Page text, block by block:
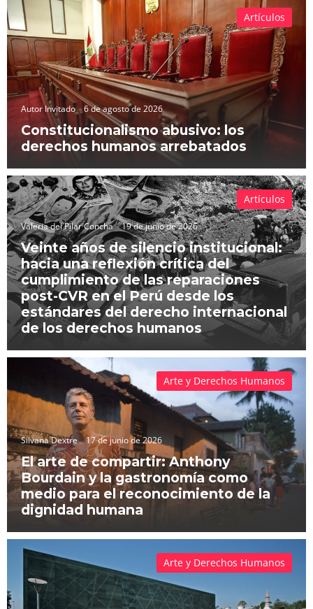
Autor Invitado 6 de agosto de 2026
Constitucionalismo abusivo: los
derechos humanos arrebatados
Artículos
Valeria del Pilar Concha 19 de junio de 2026
Veinte años de silencio institucional:
hacia una reflexión crítica del
cumplimiento de las reparaciones
post-CVR en el Perú desde los
estándares del derecho internacional
de los derechos humanos
Artículos
Silvana Dextre 17 de junio de 2026
El arte de compartir: Anthony
Bourdain y la gastronomía como
medio para el reconocimiento de la
dignidad humana
Arte y Derechos Humanos
Arte y Derechos Humanos